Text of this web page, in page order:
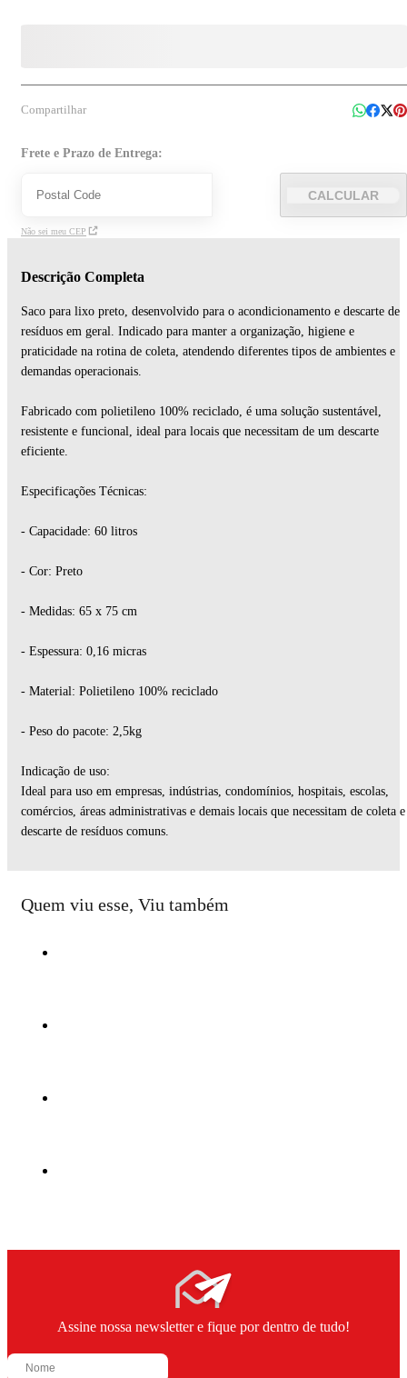
Compartilhar
Frete e Prazo de Entrega:
CALCULAR
Não sei meu CEP
Descrição Completa
Saco para lixo preto, desenvolvido para o acondicionamento e descarte de
resíduos em geral. Indicado para manter a organização, higiene e
praticidade na rotina de coleta, atendendo diferentes tipos de ambientes e
demandas operacionais.
Fabricado com polietileno 100% reciclado, é uma solução sustentável,
resistente e funcional, ideal para locais que necessitam de um descarte
eficiente.
Especificações Técnicas:
- Capacidade: 60 litros
- Cor: Preto
- Medidas: 65 x 75 cm
- Espessura: 0,16 micras
- Material: Polietileno 100% reciclado
- Peso do pacote: 2,5kg
Indicação de uso:
Ideal para uso em empresas, indústrias, condomínios, hospitais, escolas,
comércios, áreas administrativas e demais locais que necessitam de coleta e
descarte de resíduos comuns.
Quem viu esse, Viu também
Assine nossa newsletter e fique por dentro de tudo!